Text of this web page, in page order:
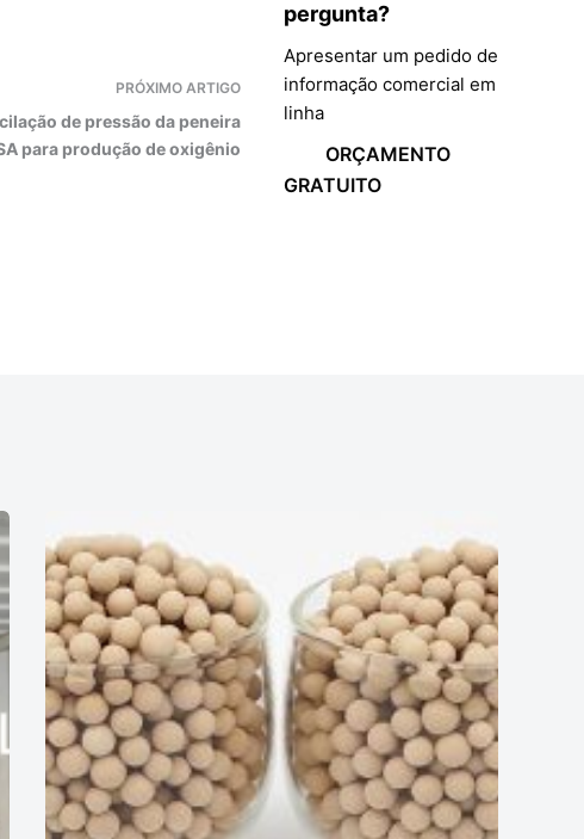
PRÓXIMO ARTIGO
de pressão da peneira
para produção de oxigênio
pergunta?
Apresentar um pedido de
informação comercial em
linha
ORÇAMENTO
GRATUITO